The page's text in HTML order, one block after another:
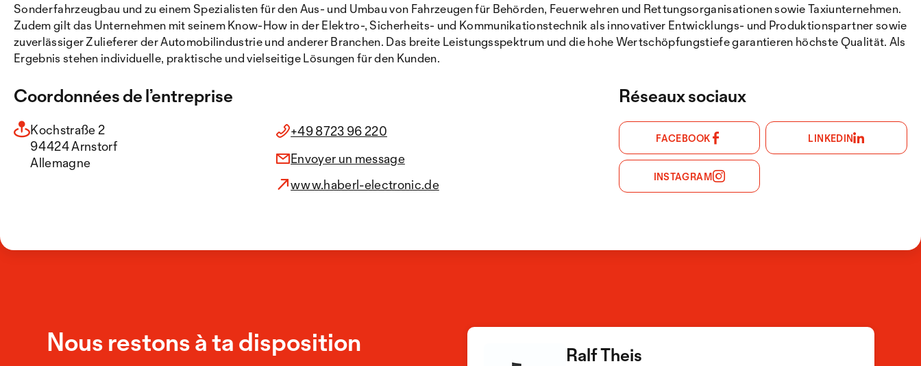
Sonderfahrzeugbau und zu einem Spezialisten für den Aus- und Umbau von Fahrzeugen für Behörden, Feuerwehren und Rettungsorganisationen sowie Taxiunternehmen.
Zudem gilt das Unternehmen mit seinem Know-How in der Elektro-, Sicherheits- und Kommunikationstechnik als innovativer Entwicklungs- und Produktionspartner sowie
zuverlässiger Zulieferer der Automobilindustrie und anderer Branchen. Das breite Leistungsspektrum und die hohe Wertschöpfungstiefe garantieren höchste Qualität. Als
Ergebnis stehen individuelle, praktische und vielseitige Lösungen für den Kunden.
Coordonnées de l’entreprise
Kochstraße 2
94424 Arnstorf
Allemagne
+49 8723 96 220
Envoyer un message
www.haberl-electronic.de
Réseaux sociaux
FACEBOOK LINKEDIN
INSTAGRAM
Nous restons à ta disposition Ralf Theis